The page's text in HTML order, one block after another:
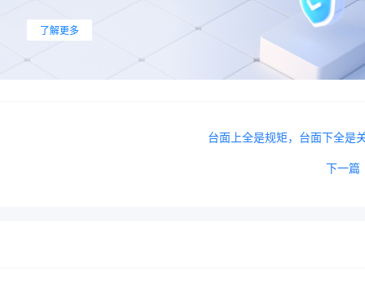
了解更多
台面上全是规矩，台面下全是
下一篇